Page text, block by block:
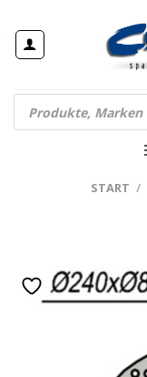
Inhalt
springen
Products
search
START /